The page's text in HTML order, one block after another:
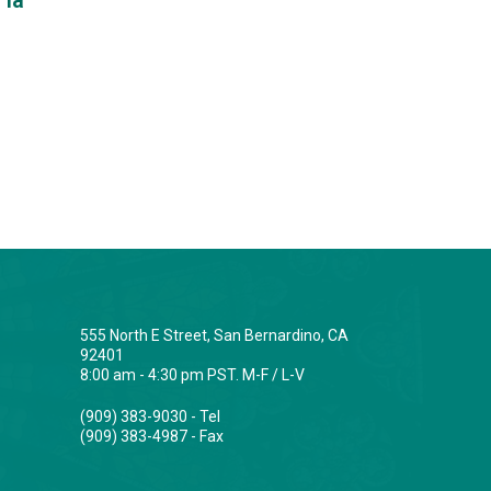
555 North E Street, San Bernardino, CA
92401
8:00 am - 4:30 pm PST. M-F / L-V
(909) 383-9030 - Tel
(909) 383-4987 - Fax